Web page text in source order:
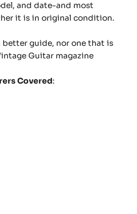
and date-and most
it is in original condition.
better guide, nor one that is
Guitar magazine
Covered: